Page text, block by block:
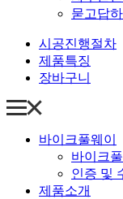
묻고답하
시공진행절차
제품특징
장바구니
바이크풀웨이
바이크
인증 및
제품소개